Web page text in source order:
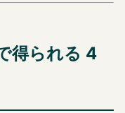
得られる 4